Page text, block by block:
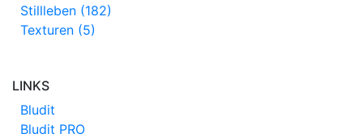
Stillleben (182)
Texturen (5)
LINKS
Bludit
Bludit PRO